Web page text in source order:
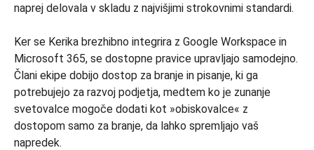
naprej delovala v skladu z najvišjimi strokovnimi standardi.
Ker se Kerika brezhibno integrira z Google Workspace in
Microsoft 365, se dostopne pravice upravljajo samodejno.
Člani ekipe dobijo dostop za branje in pisanje, ki ga
potrebujejo za razvoj podjetja, medtem ko je zunanje
svetovalce mogoče dodati kot »obiskovalce« z
dostopom samo za branje, da lahko spremljajo vaš
napredek.